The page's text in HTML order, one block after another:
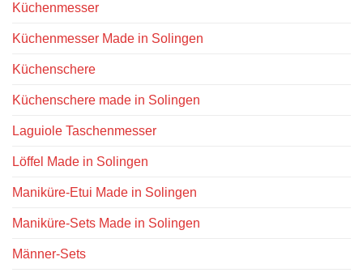
Küchenmesser
Küchenmesser Made in Solingen
Küchenschere
Küchenschere made in Solingen
Laguiole Taschenmesser
Löffel Made in Solingen
Maniküre-Etui Made in Solingen
Maniküre-Sets Made in Solingen
Männer-Sets